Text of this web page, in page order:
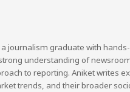
journalism graduate with
understanding of
to reporting. Aniket writes
trends, and their broader